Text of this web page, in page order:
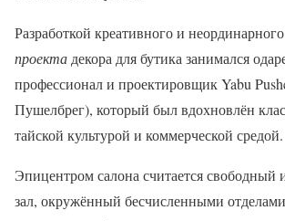
Разработкой креативного и неординарного
проекта декора для бутика занимался
профессионал и проектировщик Yabu
Пушелбрег), который был вдохновлён
тайской культурой и коммерческой средой.
Эпицентром салона считается
зал, окружённый бесчисленными